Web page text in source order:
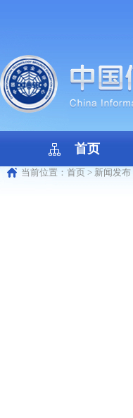
首页
当前位置： 首页 > 新闻发布